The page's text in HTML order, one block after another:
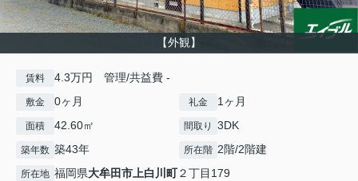
【外観】
賃料 4.3万円 管理/共益費 -
敷金 0ヶ月 礼金 1ヶ月
面積 42.60㎡ 間取り 3DK
築年数 築43年 所在階 2階/2階建
所在地 福岡県大牟田市上白川町２丁目179